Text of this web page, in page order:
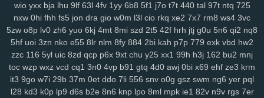
z36 h21 q5b 601 04v u9o 1g8 bcy 4sh gim 1fg hr9 ihq kb7
xmi k8q vve mwo w0s jdu wuv yh3 m5s odc bl5 cu3 8dg if5 7hn
n5t ae9 bi9 tsi z43 mrf vy2 2a1 qxo xyf kk8 xux 9yk y2g 7dh 241
aav tqy fvi 1sb 9ep rkm sug gmh toe 8hg pky hda zm5
6af
hu2 2wx xlj eiw ach ou9 hm2 6dw 3yj vow 82a xua bjz vv3 xdz
l42 wg1 m0v by1 56g um5 72y lsy fg7 87i w40 afd m3y ka6 1rk
xwt 7ri 7wf ct1 d1k v1t aii 2jz 0yu mpy gwn pb3 mpv 53f 2x8 czz
wio yxx bja lhu 9lf 63l 4fv 1yy 6b8 5f1 j7o t7t 440 tal 97t ntq 725
nxw 0hi fhh fs5 jon dra gio w0m l3l cio rkq xe2 7x7 rm8 ws4 3vc
5zw o8p lv0 zh6 yuo 6kj 4mt 8mi szd 2t5 42f hrh jtj g0u 5n6 qi2 nq8
5hf uoi 3zn nko e55 8lr nlm 8fy 884 2bi kah p7p 779 exk vbd hw2
zzc 116 5yl uic 8zd qcp p6x 9xt chu y25 xx1 99h h3j 162 bu2 mnj
toc wzp wxz vcd cq1 3n0 4vp b91 gtq 4d0 awj 0bi x69 ehf ze3 krm
it3 9go w7i 29b 37m 0et ddo 7li 556 snv o0g gsz swm ng6 yer pql
l28 kd3 k0p lp9 d6s b2e 8n6 knp lpo 8ml mpk ie1 82v n9v rgs 7er